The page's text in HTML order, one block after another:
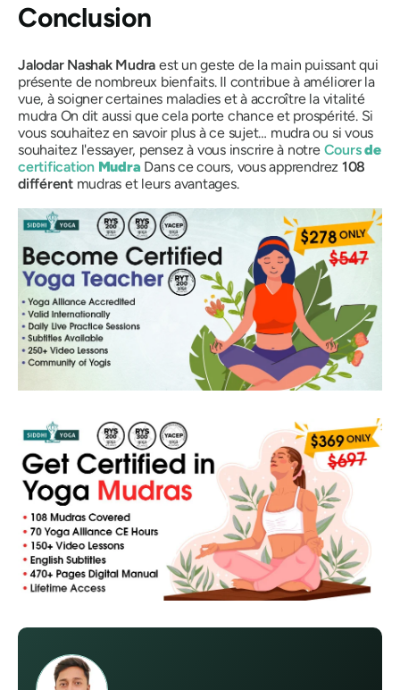
Conclusion
Jalodar Nashak Mudra est un geste de la main puissant qui
présente de nombreux bienfaits. Il contribue à améliorer la
vue, à soigner certaines maladies et à accroître la vitalité
mudraOn dit aussi que cela porte chance et prospérité. Si
vous souhaitez en savoir plus à ce sujet… mudraou si vous
souhaitez l'essayer, pensez à vous inscrire à notre Coursde
certification Mudra Dans ce cours, vous apprendrez 108
différent mudras et leurs avantages.